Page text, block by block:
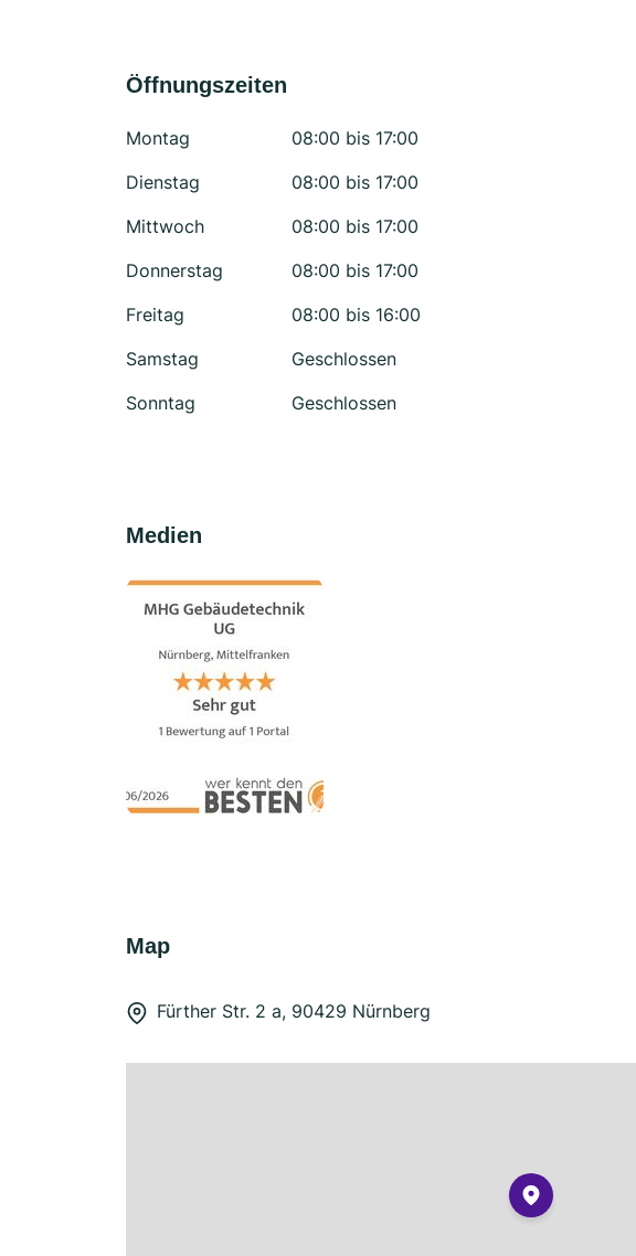
Öffnungszeiten
Montag
08:00 bis 17:00
Dienstag
08:00 bis 17:00
Mittwoch
08:00 bis 17:00
Donnerstag
08:00 bis 17:00
Freitag
08:00 bis 16:00
Samstag
Geschlossen
Sonntag
Geschlossen
Medien
Map
Fürther Str. 2 a, 90429 Nürnberg